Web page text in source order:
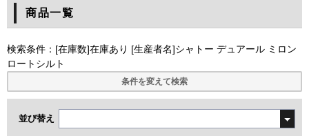
商品一覧
検索条件：[在庫数]在庫あり [生産者名]シャトー デュアール ミロン
ロートシルト
条件を変えて検索
並び替え